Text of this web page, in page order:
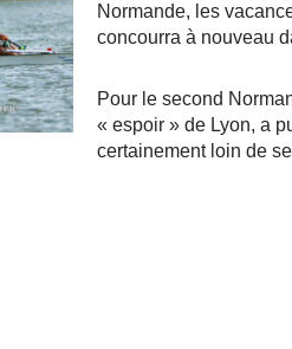
Normande, les
concourra à nouveau
Pour le second
« espoir » de Lyon, a
certainement loin de